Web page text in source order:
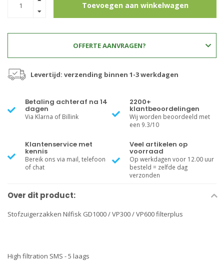
Toevoegen aan winkelwagen
OFFERTE AANVRAGEN?
Levertijd: verzending binnen 1-3 werkdagen
Betaling achteraf na 14
dagen
Via Klarna of Billink
2200+
klantbeoordelingen
Wij worden beoordeeld met
een 9.3/10
Klantenservice met
kennis
Bereik ons via mail, telefoon
of chat
Veel artikelen op
voorraad
Op werkdagen voor 12.00 uur
besteld = zelfde dag
verzonden
Over dit product:
Stofzuigerzakken Nilfisk GD1000 / VP300 / VP600 filterplus
High filtration SMS - 5 laags